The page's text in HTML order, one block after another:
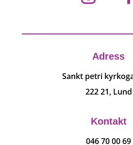
Adress
Sankt petri
222 21, Lund
Kontakt
046 70 00 69